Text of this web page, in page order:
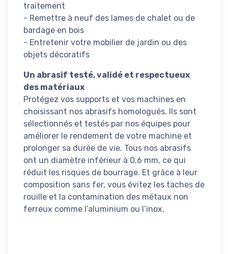
traitement
- Remettre à neuf des lames de chalet ou de
bardage en bois
- Entretenir votre mobilier de jardin ou des
objets décoratifs
Un abrasif testé, validé et respectueux
des matériaux
Protégez vos supports et vos machines en
choisissant nos abrasifs homologués. Ils sont
sélectionnés et testés par nos équipes pour
améliorer le rendement de votre machine et
prolonger sa durée de vie. Tous nos abrasifs
ont un diamètre inférieur à 0,6 mm, ce qui
réduit les risques de bourrage. Et grâce à leur
composition sans fer, vous évitez les taches de
rouille et la contamination des métaux non
ferreux comme l’aluminium ou l’inox.